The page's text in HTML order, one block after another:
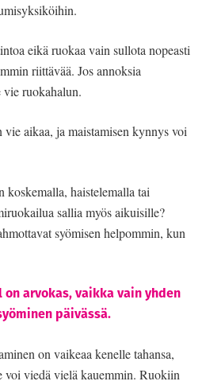
eikä ruokaa vain sullota nopeasti
riittävää. Jos annoksia
vie ruokahalun.
aikaa, ja maistamisen kynnys voi
koskemalla, haistelemalla tai
sallia myös aikuisille?
syömisen helpommin, kun
arvokas, vaikka vain yhden
päivässä.
on vaikeaa kenelle tahansa,
voi viedä vielä kauemmin. Ruokiin